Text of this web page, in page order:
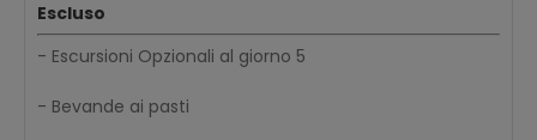
Escluso
- Escursioni Opzionali al giorno 5
- Bevande ai pasti